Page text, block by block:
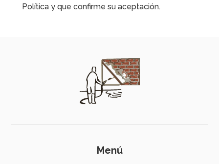
Política y que confirme su aceptación.
Menú